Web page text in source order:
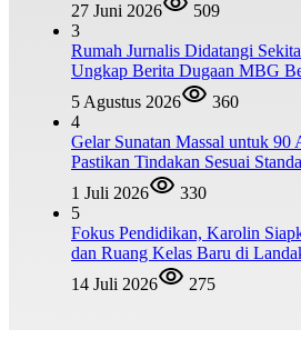
27 Juni 2026
509
3
Rumah Jurnalis Didatangi
Ungkap Berita Dugaan MBG
5 Agustus 2026
360
4
Gelar Sunatan Massal untuk
Pastikan Tindakan Sesuai
1 Juli 2026
330
5
Fokus Pendidikan, Karolin
dan Ruang Kelas Baru di
14 Juli 2026
275